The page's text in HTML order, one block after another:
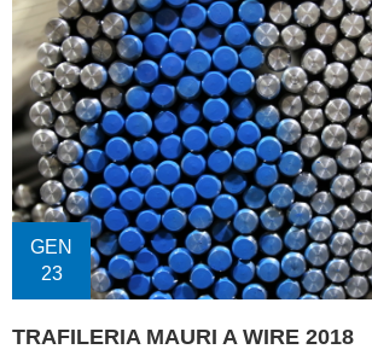
GEN
23
TRAFILERIA MAURI A WIRE 2018